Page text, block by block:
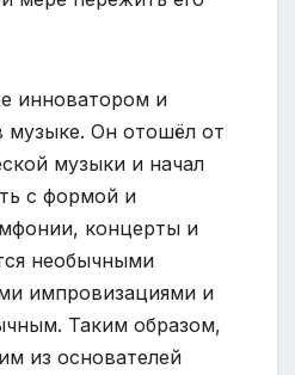
инноватором и
Он отошёл от
музыки и начал
с формой и
концерты и
необычными
импровизациями и
Таким образом,
из основателей